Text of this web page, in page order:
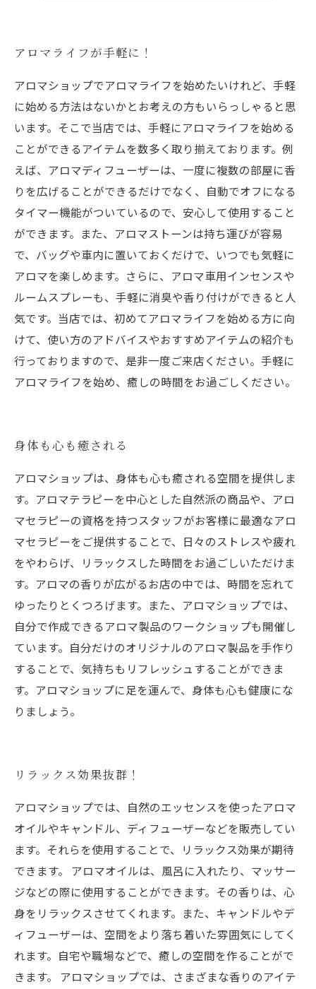
アロマライフが手軽に！
アロマショップでアロマライフを始めたいけれど、手軽
に始める方法はないかとお考えの方もいらっしゃると思
います。そこで当店では、手軽にアロマライフを始める
ことができるアイテムを数多く取り揃えております。例
えば、アロマディフューザーは、一度に複数の部屋に香
りを広げることができるだけでなく、自動でオフになる
タイマー機能がついているので、安心して使用すること
ができます。また、アロマストーンは持ち運びが容易
で、バッグや車内に置いておくだけで、いつでも気軽に
アロマを楽しめます。さらに、アロマ車用インセンスや
ルームスプレーも、手軽に消臭や香り付けができると人
気です。当店では、初めてアロマライフを始める方に向
けて、使い方のアドバイスやおすすめアイテムの紹介も
行っておりますので、是非一度ご来店ください。手軽に
アロマライフを始め、癒しの時間をお過ごしください。
身体も心も癒される
アロマショップは、身体も心も癒される空間を提供しま
す。アロマテラピーを中心とした自然派の商品や、アロ
マセラピーの資格を持つスタッフがお客様に最適なアロ
マセラピーをご提供することで、日々のストレスや疲れ
をやわらげ、リラックスした時間をお過ごしいただけま
す。アロマの香りが広がるお店の中では、時間を忘れて
ゆったりとくつろげます。また、アロマショップでは、
自分で作成できるアロマ製品のワークショップも開催し
ています。自分だけのオリジナルのアロマ製品を手作り
することで、気持ちもリフレッシュすることができま
す。アロマショップに足を運んで、身体も心も健康にな
りましょう。
リラックス効果抜群！
アロマショップでは、自然のエッセンスを使ったアロマ
オイルやキャンドル、ディフューザーなどを販売してい
ます。それらを使用することで、リラックス効果が期待
できます。 アロマオイルは、風呂に入れたり、マッサー
ジなどの際に使用することができます。その香りは、心
身をリラックスさせてくれます。また、キャンドルやデ
ィフューザーは、空間をより落ち着いた雰囲気にしてく
れます。自宅や職場などで、癒しの空間を作ることがで
きます。 アロマショップでは、さまざまな香りのアイテ